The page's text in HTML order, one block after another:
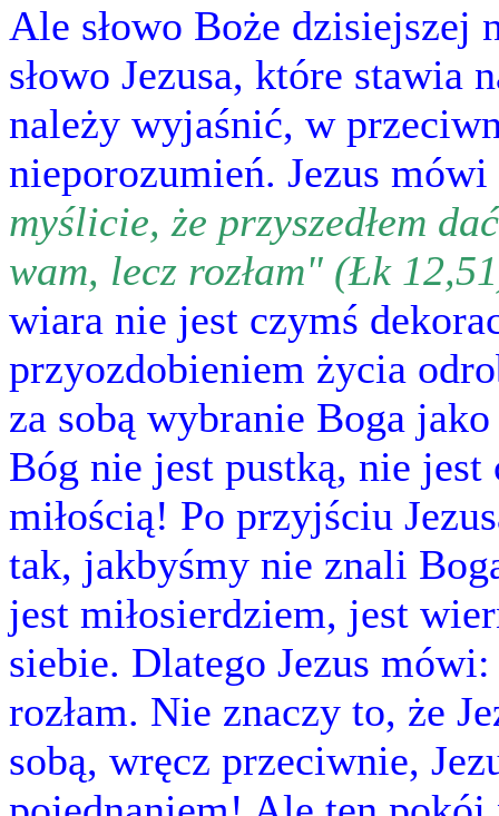
Ale słowo Boże dzisiejszej
słowo Jezusa, które
należy wyjaśnić, w
nieporozumień. Jezus
myślicie, że przyszedłem
wam, lecz rozłam" (Łk
wiara nie jest czymś
przyozdobieniem życia
za sobą wybranie Boga
Bóg nie jest pustką, nie
miłością! Po przyjściu
tak, jakbyśmy nie znali
jest miłosierdziem, jest
siebie. Dlatego Jezus
rozłam. Nie znaczy to, że
sobą, wręcz przeciwnie,